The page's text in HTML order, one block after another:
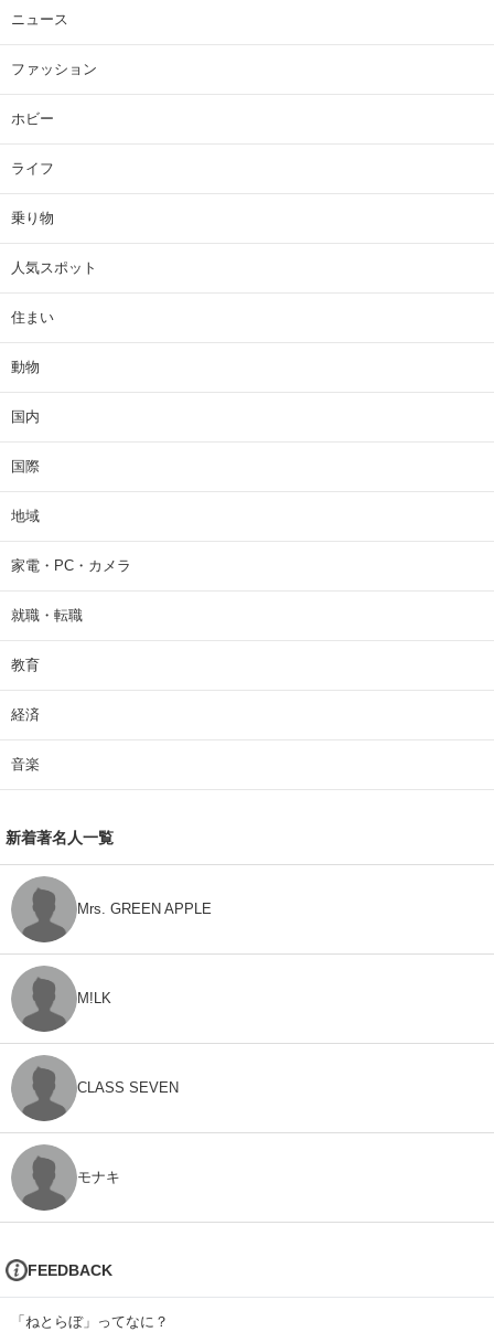
ニュース
ファッション
ホビー
ライフ
乗り物
人気スポット
住まい
動物
国内
国際
地域
家電・PC・カメラ
就職・転職
教育
経済
音楽
新着著名人一覧
Mrs. GREEN APPLE
M!LK
CLASS SEVEN
モナキ
FEEDBACK
「ねとらぼ」ってなに？